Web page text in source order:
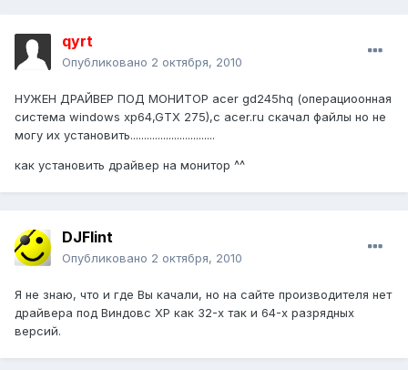
qyrt
Опубликовано 2 октября, 2010
НУЖЕН ДРАЙВЕР ПОД МОНИТОР acer gd245hq (операциоонная
система windows xp64,GTX 275),с acer.ru скачал файлы но не
могу их установить...............................
как установить драйвер на монитор ^^
DJFlint
Опубликовано 2 октября, 2010
Я не знаю, что и где Вы качали, но на сайте производителя нет
драйвера под Виндовс ХР как 32-х так и 64-х разрядных
версий.